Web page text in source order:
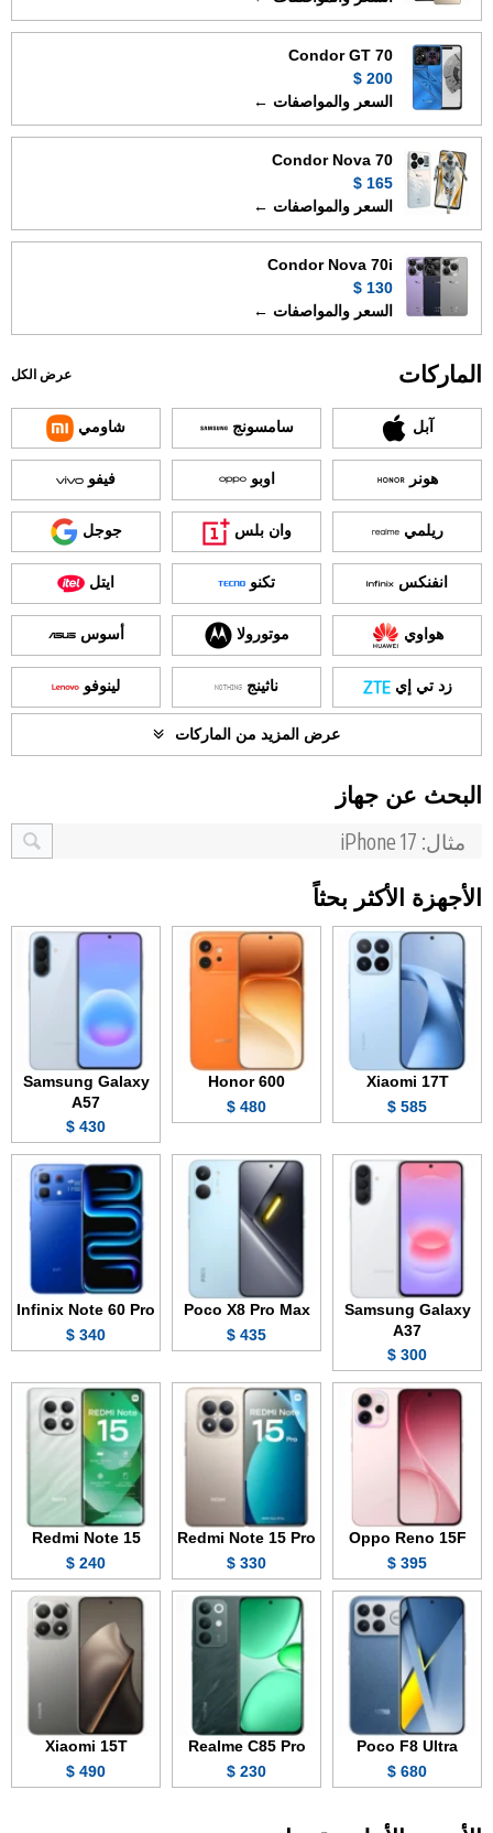
Condor GT 70
200 $
السعر والمواصفات ←
Condor Nova 70
165 $
السعر والمواصفات ←
Condor Nova 70i
130 $
السعر والمواصفات ←
الماركات عرض الكل
آبل سامسونج شاومي
هونر اوبو فيفو
ريلمي وان بلس جوجل
انفنكس تكنو ايتل
هواوي موتورولا أسوس
زد تي إي ناثينج لينوفو
عرض المزيد من الماركات
البحث عن جهاز
الأجهزة الأكثر بحثاً
Xiaomi 17T
585 $
Honor 600
480 $
Samsung Galaxy
A57
430 $
Samsung Galaxy
A37
300 $
Poco X8 Pro Max
435 $
Infinix Note 60 Pro
340 $
Oppo Reno 15F
395 $
Redmi Note 15 Pro
330 $
Redmi Note 15
240 $
Poco F8 Ultra
680 $
Realme C85 Pro
230 $
Xiaomi 15T
490 $